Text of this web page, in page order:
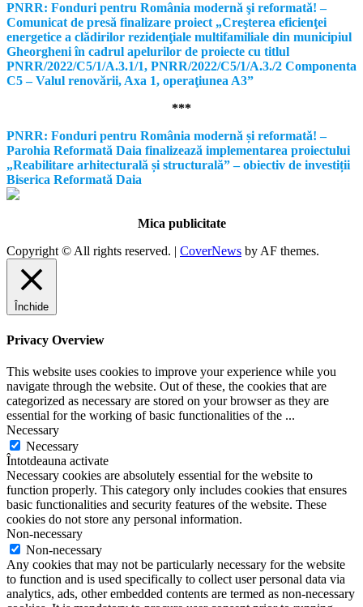
PNRR: Fonduri pentru România modernă şi reformată! –
Comunicat de presă finalizare proiect „Creşterea eficienţei
energetice a clădirilor rezidenţiale multifamiliale din municipiul
Gheorgheni în cadrul apelurilor de proiecte cu titlul
PNRR/2022/C5/1/A.3.1/1, PNRR/2022/C5/1/A.3./2 Componenta
C5 – Valul renovării, Axa 1, operaţiunea A3”
***
PNRR: Fonduri pentru România modernă și reformată! –
Parohia Reformată Daia finalizează implementarea proiectului
„Reabilitare arhitecturală și structurală” – obiectiv de investiții
Biserica Reformată Daia
Mica publicitate
Copyright © All rights reserved. | CoverNews by AF themes.
Închide
Privacy Overview
This website uses cookies to improve your experience while you
navigate through the website. Out of these, the cookies that are
categorized as necessary are stored on your browser as they are
essential for the working of basic functionalities of the ...
Necessary
Necessary
Întotdeauna activate
Necessary cookies are absolutely essential for the website to
function properly. This category only includes cookies that ensures
basic functionalities and security features of the website. These
cookies do not store any personal information.
Non-necessary
Non-necessary
Any cookies that may not be particularly necessary for the website
to function and is used specifically to collect user personal data via
analytics, ads, other embedded contents are termed as non-necessary